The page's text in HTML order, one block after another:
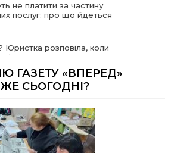
не платити за частину
послуг: про що йдеться
Юристка розповіла, коли
втрачають виплати та статус
Водах
ГАЗЕТУ «ВПЕРЕД»
СЬОГОДНІ?